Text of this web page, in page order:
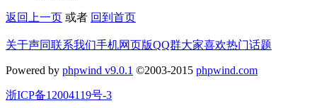
返回上一页 或者 回到首页
关于声同联系我们手机网页版QQ群大家喜欢热门话题
Powered by phpwind v9.0.1 ©2003-2015 phpwind.com
浙ICP备12004119号-3